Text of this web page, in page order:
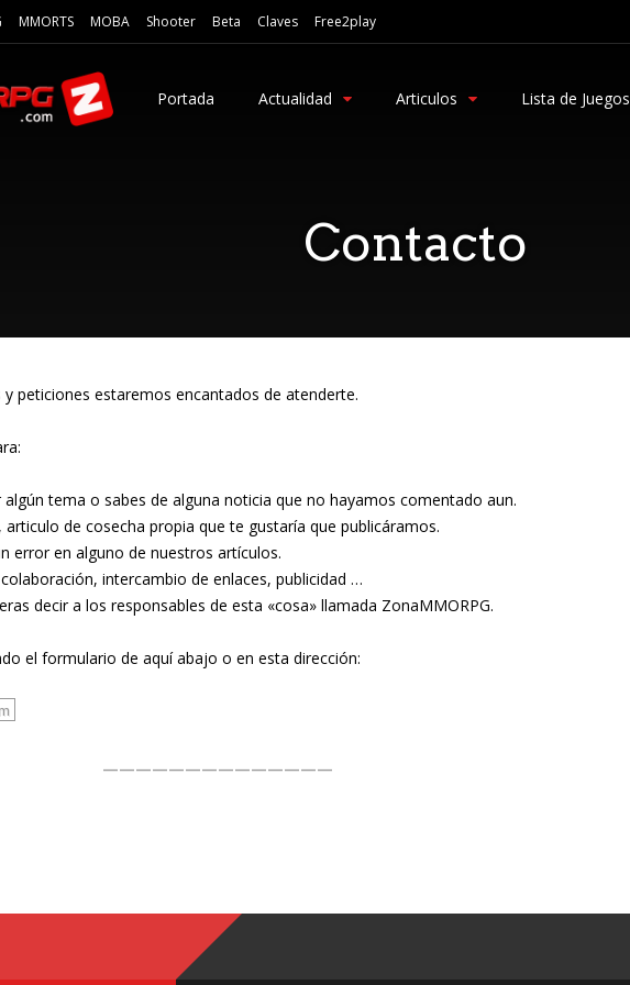
MMORTS MOBA Shooter Beta Claves Free2play
Portada Actualidad Articulos Lista de Juegos
Contacto
peticiones estaremos encantados de atenderte.
tema o sabes de alguna noticia que no hayamos comentado aun.
articulo de cosecha propia que te gustaría que publicáramos.
error en alguno de nuestros artículos.
intercambio de enlaces, publicidad …
decir a los responsables de esta «cosa» llamada ZonaMMORPG.
el formulario de aquí abajo o en esta dirección:
——————————————